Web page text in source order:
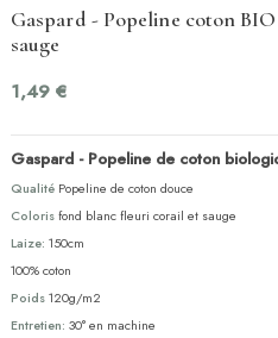
Gaspard - Popeline coton
sauge
1,49 €
Gaspard - Popeline de coton
Qualité Popeline de coton douce
Colorisfond blanc fleuri corail et sauge
Laize: 150cm
100% coton
Poids120g/m2
Entretien: 30° en machine